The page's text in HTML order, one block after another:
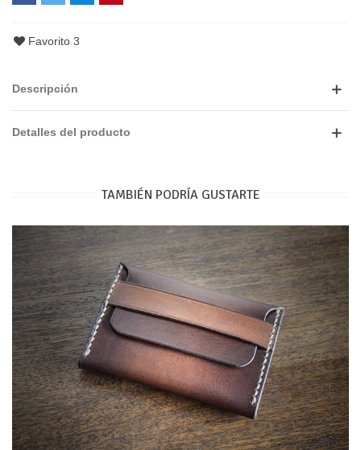
Favorito 3
Descripción
Detalles del producto
TAMBIÉN PODRÍA GUSTARTE